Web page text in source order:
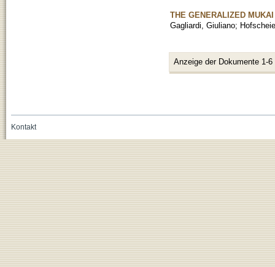
THE GENERALIZED
Gagliardi, Giuliano;
Anzeige der Dokumente 1-6
Kontakt